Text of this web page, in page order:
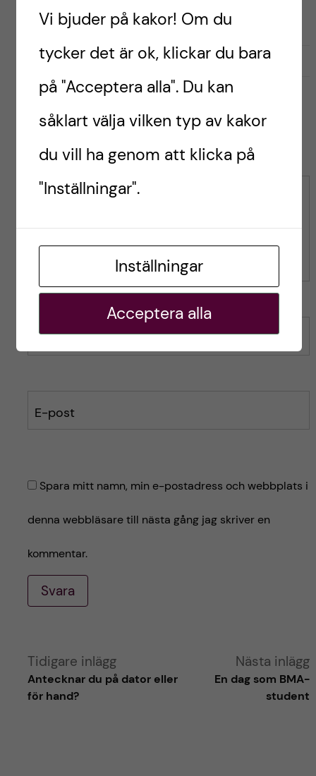
0
G
i
l
l
i
l
g
g
Gilla1g
l
a
i
l
g
g
Kommentar
Namn
E-post
Spara mitt namn, min e-postadress och webbplats i
denna webbläsare till nästa gång jag skriver en
kommentar.
Svara
A
Tidigare inlägg
Antecknar du på dator eller
för hand?
Nästa inlägg
En dag som BMA-
student
Vi bjuder på kakor! Om du
tycker det är ok, klickar du bara
på "Acceptera alla". Du kan
såklart välja vilken typ av kakor
du vill ha genom att klicka på
"Inställningar".
Inställningar
Acceptera alla